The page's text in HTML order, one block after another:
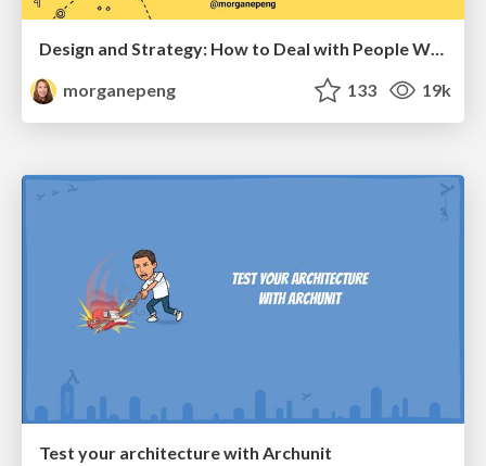
morganepeng
133 19k
Test your architecture with Archunit